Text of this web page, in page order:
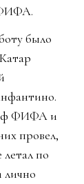
было
ФИФА и
провел,
по
лично